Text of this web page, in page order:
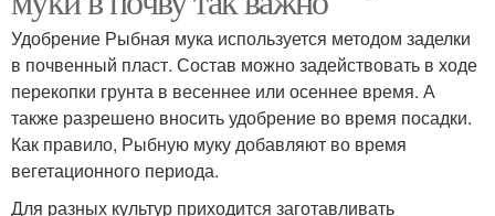
Удобрение Рыбная мука используется методом заделки
в почвенный пласт. Состав можно задействовать в ходе
перекопки грунта в весеннее или осеннее время. А
также разрешено вносить удобрение во время посадки.
Как правило, Рыбную муку добавляют во время
вегетационного периода.
Для разных культур приходится заготавливать